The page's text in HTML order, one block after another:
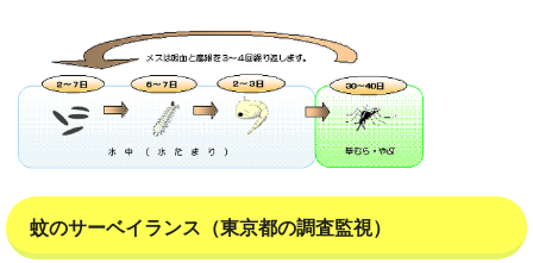
蚊のサーベイランス（東京都の調査監視）